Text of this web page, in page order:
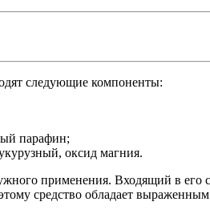
следующие компоненты:
парафин;
оксид магния.
применения. Входящий в его
средство обладает